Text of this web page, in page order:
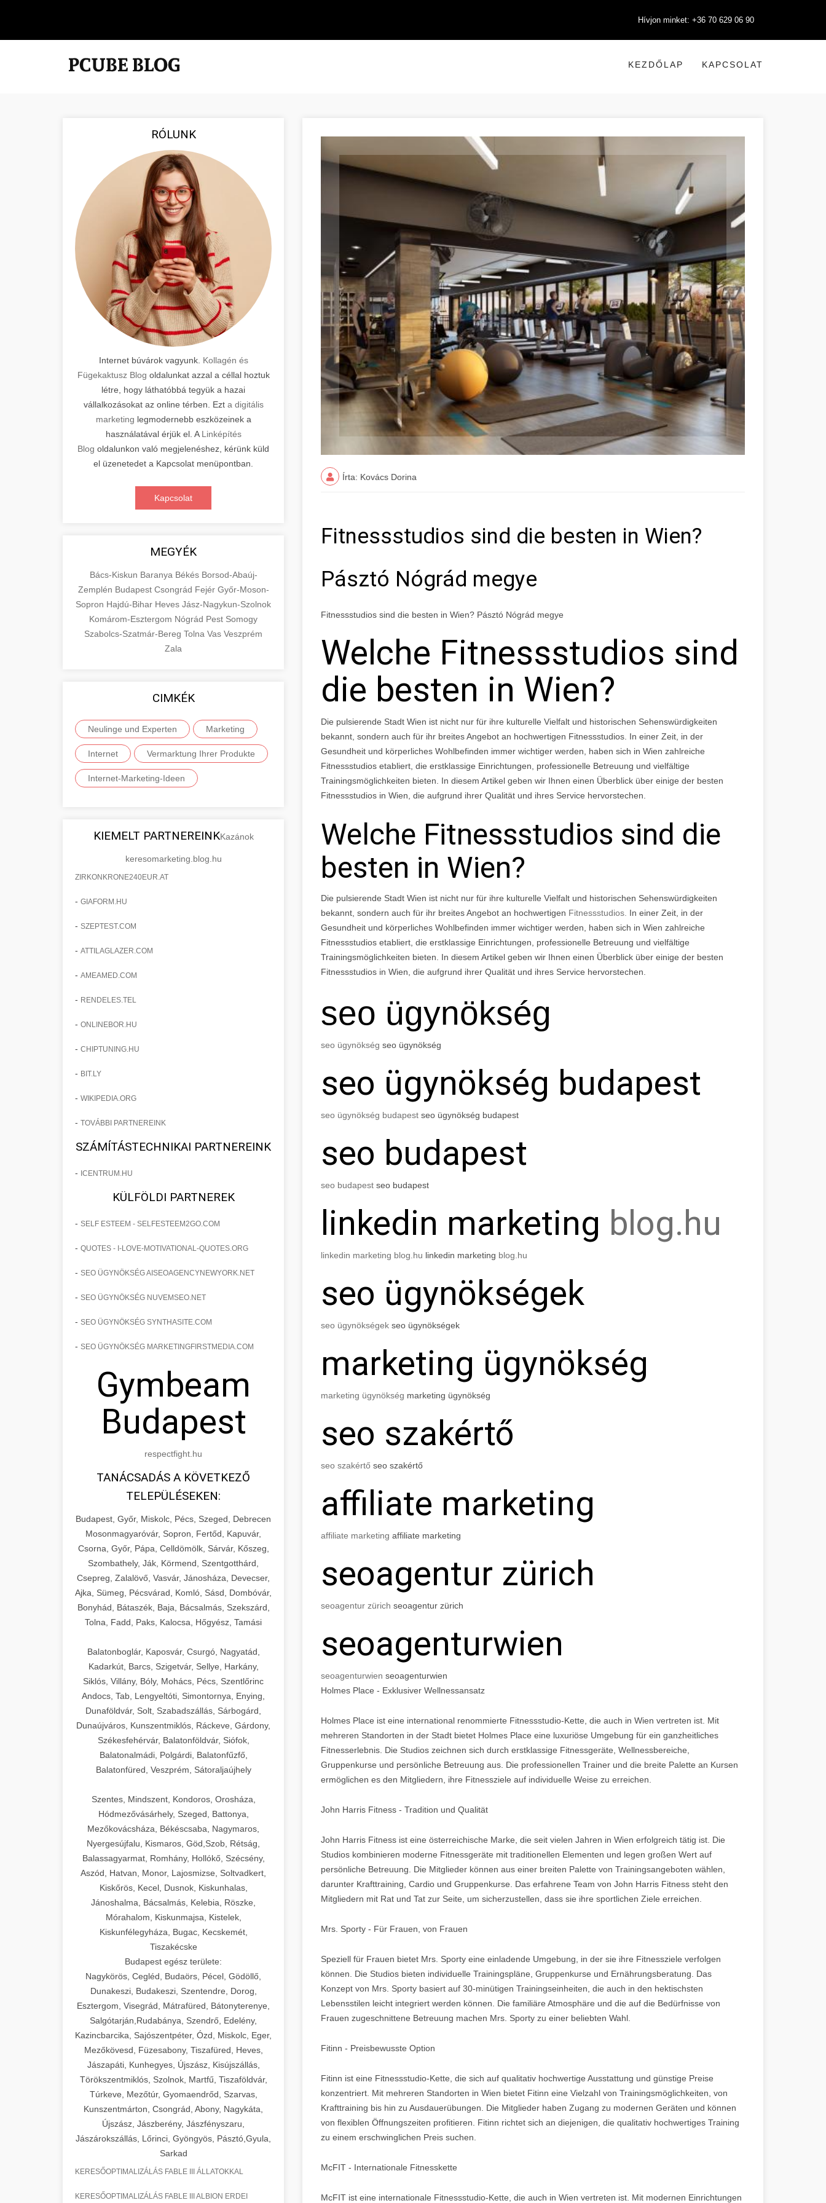
Hívjon minket: +36 70 629 06 90
KEZDŐLAP KAPCSOLAT
RÓLUNK
Internet búvárok vagyunk. Kollagén és
Fügekaktusz Blog oldalunkat azzal a céllal hoztuk
létre, hogy láthatóbbá tegyük a hazai
vállalkozásokat az online térben. Ezt a digitális
marketing legmodernebb eszközeinek a
használatával érjük el. A Linképítés
Blog oldalunkon való megjelenéshez, kérünk küld
el üzenetedet a Kapcsolat menüpontban.
Kapcsolat
MEGYÉK
Bács-Kiskun Baranya Békés Borsod-Abaúj-
Zemplén Budapest Csongrád Fejér Győr-Moson-
Sopron Hajdú-Bihar Heves Jász-Nagykun-Szolnok
Komárom-Esztergom Nógrád Pest Somogy
Szabolcs-Szatmár-Bereg Tolna Vas Veszprém
Zala
CIMKÉK
Neulinge und Experten Marketing
Internet Vermarktung Ihrer Produkte
Internet-Marketing-Ideen
KIEMELT PARTNEREINKKazánok
keresomarketing.blog.hu
ZIRKONKRONE240EUR.AT
- GIAFORM.HU
- SZEPTEST.COM
- ATTILAGLAZER.COM
- AMEAMED.COM
- RENDELES.TEL
- ONLINEBOR.HU
- CHIPTUNING.HU
- BIT.LY
- WIKIPEDIA.ORG
- TOVÁBBI PARTNEREINK
SZÁMÍTÁSTECHNIKAI PARTNEREINK
- ICENTRUM.HU
KÜLFÖLDI PARTNEREK
- SELF ESTEEM - SELFESTEEM2GO.COM
- QUOTES - I-LOVE-MOTIVATIONAL-QUOTES.ORG
- SEO ÜGYNÖKSÉG AISEOAGENCYNEWYORK.NET
- SEO ÜGYNÖKSÉG NUVEMSEO.NET
- SEO ÜGYNÖKSÉG SYNTHASITE.COM
- SEO ÜGYNÖKSÉG MARKETINGFIRSTMEDIA.COM
Gymbeam
Budapest
respectfight.hu
TANÁCSADÁS A KÖVETKEZŐ
TELEPÜLÉSEKEN:
Budapest, Győr, Miskolc, Pécs, Szeged, Debrecen
Mosonmagyaróvár, Sopron, Fertőd, Kapuvár,
Csorna, Győr, Pápa, Celldömölk, Sárvár, Kőszeg,
Szombathely, Ják, Körmend, Szentgotthárd,
Csepreg, Zalalövő, Vasvár, Jánosháza, Devecser,
Ajka, Sümeg, Pécsvárad, Komló, Sásd, Dombóvár,
Bonyhád, Bátaszék, Baja, Bácsalmás, Szekszárd,
Tolna, Fadd, Paks, Kalocsa, Hőgyész, Tamási
Balatonboglár, Kaposvár, Csurgó, Nagyatád,
Kadarkút, Barcs, Szigetvár, Sellye, Harkány,
Siklós, Villány, Bóly, Mohács, Pécs, Szentlőrinc
Andocs, Tab, Lengyeltóti, Simontornya, Enying,
Dunaföldvár, Solt, Szabadszállás, Sárbogárd,
Dunaújváros, Kunszentmiklós, Ráckeve, Gárdony,
Székesfehérvár, Balatonföldvár, Siófok,
Balatonalmádi, Polgárdi, Balatonfűzfő,
Balatonfüred, Veszprém, Sátoraljaújhely
Szentes, Mindszent, Kondoros, Orosháza,
Hódmezővásárhely, Szeged, Battonya,
Mezőkovácsháza, Békéscsaba, Nagymaros,
Nyergesújfalu, Kismaros, Göd,Szob, Rétság,
Balassagyarmat, Romhány, Hollókő, Szécsény,
Aszód, Hatvan, Monor, Lajosmizse, Soltvadkert,
Kiskőrös, Kecel, Dusnok, Kiskunhalas,
Jánoshalma, Bácsalmás, Kelebia, Röszke,
Mórahalom, Kiskunmajsa, Kistelek,
Kiskunfélegyháza, Bugac, Kecskemét,
Tiszakécske
Budapest egész területe:
Nagykörös, Cegléd, Budaörs, Pécel, Gödöllő,
Dunakeszi, Budakeszi, Szentendre, Dorog,
Esztergom, Visegrád, Mátrafüred, Bátonyterenye,
Salgótarján,Rudabánya, Szendrő, Edelény,
Kazincbarcika, Sajószentpéter, Ózd, Miskolc, Eger,
Mezőkövesd, Füzesabony, Tiszafüred, Heves,
Jászapáti, Kunhegyes, Újszász, Kisújszállás,
Törökszentmiklós, Szolnok, Martfű, Tiszaföldvár,
Túrkeve, Mezőtúr, Gyomaendrőd, Szarvas,
Kunszentmárton, Csongrád, Abony, Nagykáta,
Újszász, Jászberény, Jászfényszaru,
Jászárokszállás, Lőrinci, Gyöngyös, Pásztó,Gyula,
Sarkad
KERESŐOPTIMALIZÁLÁS FABLE III ÁLLATOKKAL
KERESŐOPTIMALIZÁLÁS FABLE III ALBION ERDEI
Írta: Kovács Dorina
Fitnessstudios sind die besten in Wien?
Pásztó Nógrád megye
Fitnessstudios sind die besten in Wien? Pásztó Nógrád megye
Welche Fitnessstudios sind
die besten in Wien?
Die pulsierende Stadt Wien ist nicht nur für ihre kulturelle Vielfalt und historischen Sehenswürdigkeiten
bekannt, sondern auch für ihr breites Angebot an hochwertigen Fitnessstudios. In einer Zeit, in der
Gesundheit und körperliches Wohlbefinden immer wichtiger werden, haben sich in Wien zahlreiche
Fitnessstudios etabliert, die erstklassige Einrichtungen, professionelle Betreuung und vielfältige
Trainingsmöglichkeiten bieten. In diesem Artikel geben wir Ihnen einen Überblick über einige der besten
Fitnessstudios in Wien, die aufgrund ihrer Qualität und ihres Service hervorstechen.
Welche Fitnessstudios sind die
besten in Wien?
Die pulsierende Stadt Wien ist nicht nur für ihre kulturelle Vielfalt und historischen Sehenswürdigkeiten
bekannt, sondern auch für ihr breites Angebot an hochwertigen Fitnessstudios. In einer Zeit, in der
Gesundheit und körperliches Wohlbefinden immer wichtiger werden, haben sich in Wien zahlreiche
Fitnessstudios etabliert, die erstklassige Einrichtungen, professionelle Betreuung und vielfältige
Trainingsmöglichkeiten bieten. In diesem Artikel geben wir Ihnen einen Überblick über einige der besten
Fitnessstudios in Wien, die aufgrund ihrer Qualität und ihres Service hervorstechen.
seo ügynökség
seo ügynökség seo ügynökség
seo ügynökség budapest
seo ügynökség budapest seo ügynökség budapest
seo budapest
seo budapest seo budapest
linkedin marketing blog.hu
linkedin marketing blog.hu linkedin marketing blog.hu
seo ügynökségek
seo ügynökségek seo ügynökségek
marketing ügynökség
marketing ügynökség marketing ügynökség
seo szakértő
seo szakértő seo szakértő
affiliate marketing
affiliate marketing affiliate marketing
seoagentur zürich
seoagentur zürich seoagentur zürich
seoagenturwien
seoagenturwien seoagenturwien
Holmes Place - Exklusiver Wellnessansatz
Holmes Place ist eine international renommierte Fitnessstudio-Kette, die auch in Wien vertreten ist. Mit
mehreren Standorten in der Stadt bietet Holmes Place eine luxuriöse Umgebung für ein ganzheitliches
Fitnesserlebnis. Die Studios zeichnen sich durch erstklassige Fitnessgeräte, Wellnessbereiche,
Gruppenkurse und persönliche Betreuung aus. Die professionellen Trainer und die breite Palette an Kursen
ermöglichen es den Mitgliedern, ihre Fitnessziele auf individuelle Weise zu erreichen.
John Harris Fitness - Tradition und Qualität
John Harris Fitness ist eine österreichische Marke, die seit vielen Jahren in Wien erfolgreich tätig ist. Die
Studios kombinieren moderne Fitnessgeräte mit traditionellen Elementen und legen großen Wert auf
persönliche Betreuung. Die Mitglieder können aus einer breiten Palette von Trainingsangeboten wählen,
darunter Krafttraining, Cardio und Gruppenkurse. Das erfahrene Team von John Harris Fitness steht den
Mitgliedern mit Rat und Tat zur Seite, um sicherzustellen, dass sie ihre sportlichen Ziele erreichen.
Mrs. Sporty - Für Frauen, von Frauen
Speziell für Frauen bietet Mrs. Sporty eine einladende Umgebung, in der sie ihre Fitnessziele verfolgen
können. Die Studios bieten individuelle Trainingspläne, Gruppenkurse und Ernährungsberatung. Das
Konzept von Mrs. Sporty basiert auf 30-minütigen Trainingseinheiten, die auch in den hektischsten
Lebensstilen leicht integriert werden können. Die familiäre Atmosphäre und die auf die Bedürfnisse von
Frauen zugeschnittene Betreuung machen Mrs. Sporty zu einer beliebten Wahl.
Fitinn - Preisbewusste Option
Fitinn ist eine Fitnessstudio-Kette, die sich auf qualitativ hochwertige Ausstattung und günstige Preise
konzentriert. Mit mehreren Standorten in Wien bietet Fitinn eine Vielzahl von Trainingsmöglichkeiten, von
Krafttraining bis hin zu Ausdauerübungen. Die Mitglieder haben Zugang zu modernen Geräten und können
von flexiblen Öffnungszeiten profitieren. Fitinn richtet sich an diejenigen, die qualitativ hochwertiges Training
zu einem erschwinglichen Preis suchen.
McFIT - Internationale Fitnesskette
McFIT ist eine internationale Fitnessstudio-Kette, die auch in Wien vertreten ist. Mit modernen Einrichtungen